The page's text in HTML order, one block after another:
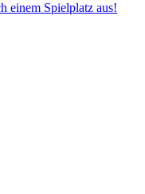
einem Spielplatz aus!